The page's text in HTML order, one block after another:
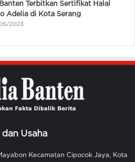
Terbitkan Sertifikat Halal
Adelia di Kota Serang
2023
Usaha
Kecamatan Cipocok Jaya, Kota